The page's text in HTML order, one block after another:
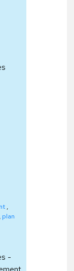
,
, plan
-